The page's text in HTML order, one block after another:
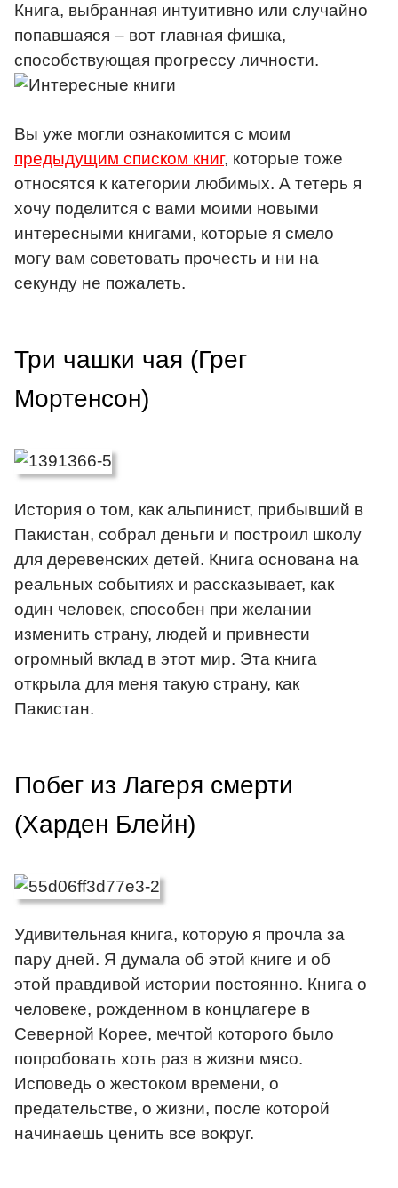
Книга, выбранная интуитивно или случайно
попавшаяся – вот главная фишка,
способствующая прогрессу личности.
Вы уже могли ознакомится с моим
предыдущим списком книг, которые тоже
относятся к категории любимых. А тетерь я
хочу поделится с вами моими новыми
интересными книгами, которые я смело
могу вам советовать прочесть и ни на
секунду не пожалеть.
Три чашки чая (Грег
Мортенсон)
История о том, как альпинист, прибывший в
Пакистан, собрал деньги и построил школу
для деревенских детей. Книга основана на
реальных событиях и рассказывает, как
один человек, способен при желании
изменить страну, людей и привнести
огромный вклад в этот мир. Эта книга
открыла для меня такую страну, как
Пакистан.
Побег из Лагеря смерти
(Харден Блейн)
Удивительная книга, которую я прочла за
пару дней. Я думала об этой книге и об
этой правдивой истории постоянно. Книга о
человеке, рожденном в концлагере в
Северной Корее, мечтой которого было
попробовать хоть раз в жизни мясо.
Исповедь о жестоком времени, о
предательстве, о жизни, после которой
начинаешь ценить все вокруг.